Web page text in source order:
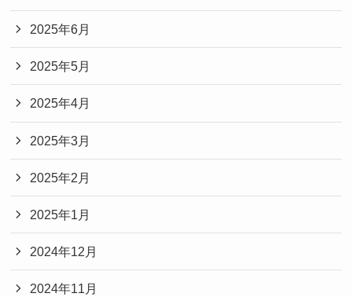
2025年6月
2025年5月
2025年4月
2025年3月
2025年2月
2025年1月
2024年12月
2024年11月